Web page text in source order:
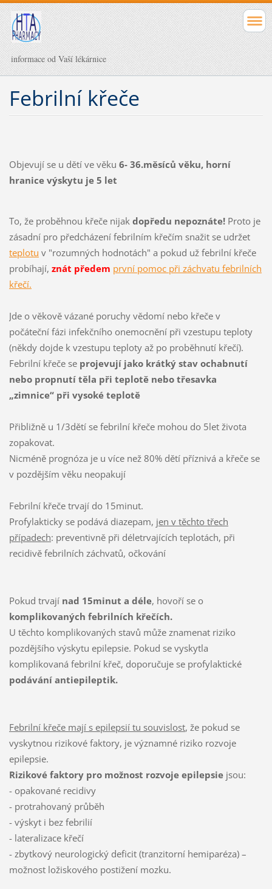
informace od Vaší lékárnice
Febrilní křeče
Objevují se u dětí ve věku 6- 36.měsíců věku, horní
hranice výskytu je 5 let
To, že proběhnou křeče nijak dopředu nepoznáte! Proto je
zásadní pro předcházení febrilním křečím snažit se udržet
teplotu v "rozumných hodnotách" a pokud už febrilní křeče
probíhají, znát předem první pomoc při záchvatu febrilních
křečí.
Jde o věkově vázané poruchy vědomí nebo křeče v
počáteční fázi infekčního onemocnění při vzestupu teploty
(někdy dojde k vzestupu teploty až po proběhnutí křečí).
Febrilní křeče se projevují jako krátký stav ochabnutí
nebo propnutí těla při teplotě nebo třesavka
„zimnice“ při vysoké teplotě
Přibližně u 1/3dětí se febrilní křeče mohou do 5let života
zopakovat.
Nicméně prognóza je u více než 80% dětí příznivá a křeče se
v pozdějším věku neopakují
Febrilní křeče trvají do 15minut.
Profylakticky se podává diazepam, jen v těchto třech
případech: preventivně při déletrvajících teplotách, při
recidivě febrilních záchvatů, očkování
Pokud trvají nad 15minut a déle, hovoří se o
komplikovaných febrilních křečích.
U těchto komplikovaných stavů může znamenat riziko
pozdějšího výskytu epilepsie. Pokud se vyskytla
komplikovaná febrilní křeč, doporučuje se profylaktické
podávání antiepileptik.
Febrilní křeče mají s epilepsií tu souvislost, že pokud se
vyskytnou rizikové faktory, je významné riziko rozvoje
epilepsie.
Rizikové faktory pro možnost rozvoje epilepsiejsou:
- opakované recidivy
- protrahovaný průběh
- výskyt i bez febrilií
- lateralizace křečí
- zbytkový neurologický deficit (tranzitorní hemiparéza) –
možnost ložiskového postižení mozku.